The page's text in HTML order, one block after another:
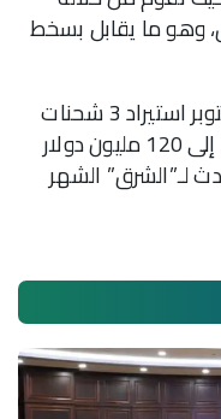
وهو ما يقابل بسخط
وتعتزم مصر بدءاً من يوليو وحتى أكتوبر استيراد 3 شحنات
شهرياً من الغاز المسال بكلفة تصل إلى 120 مليون دولار
الشهر